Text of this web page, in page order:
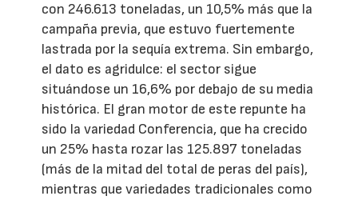
con 246.613 toneladas, un 10,5% más que la
campaña previa, que estuvo fuertemente
lastrada por la sequía extrema. Sin embargo,
el dato es agridulce: el sector sigue
situándose un 16,6% por debajo de su media
histórica. El gran motor de este repunte ha
sido la variedad Conferencia, que ha crecido
un 25% hasta rozar las 125.897 toneladas
(más de la mitad del total de peras del país),
mientras que variedades tradicionales como